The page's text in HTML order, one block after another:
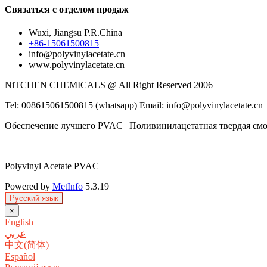
Связаться с отделом продаж
Wuxi, Jiangsu P.R.China
+86-15061500815
info@polyvinylacetate.cn
www.polyvinylacetate.cn
NiTCHEN CHEMICALS @ All Right Reserved 2006
Tel: 008615061500815 (whatsapp) Email: info@polyvinylacetate.cn
Обеспечение лучшего PVAC | Поливинилацетатная твердая
Polyvinyl Acetate PVAC
Powered by MetInfo 5.3.19
Русский язык
×
English
عربي
中文(简体)
Español